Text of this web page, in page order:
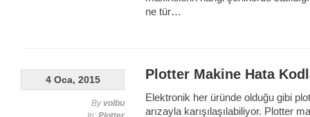
ne tür…
Plotter Makine Hata
Elektronik her üründe olduğu gibi
arızayla karışılaşılabiliyor. Plotter
4 Oca, 2015
Byvolbu